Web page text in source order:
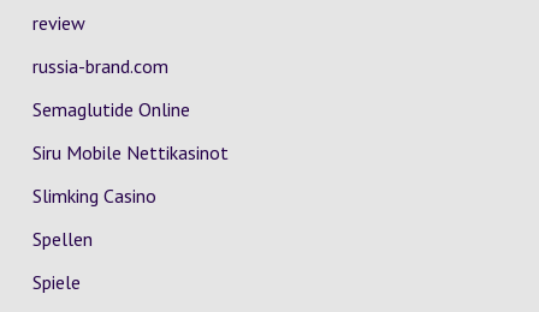
review
russia-brand.com
Semaglutide Online
Siru Mobile Nettikasinot
Slimking Casino
Spellen
Spiele